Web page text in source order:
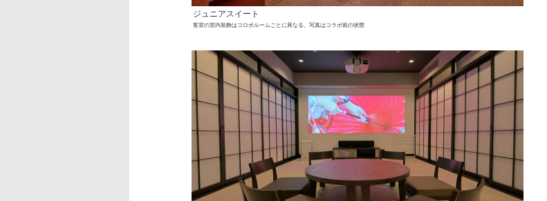
ジュニアスイート
客室の室内装飾はコロボルームごとに異なる。写真はコラボ前の状態